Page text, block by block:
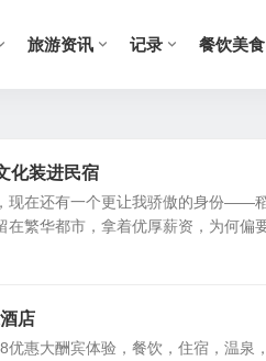
旅游资讯 记录 餐饮美食
化装进民宿
现在还有一个更让我骄傲的身份——
繁华都市，拿着优厚薪资，为何偏
店
惠大酬宾体验，餐饮，住宿，温泉